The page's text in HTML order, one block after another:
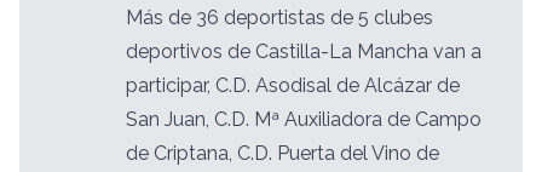
Más de 36 deportistas de 5 clubes
deportivos de Castilla-La Mancha van a
participar, C.D. Asodisal de Alcázar de
San Juan, C.D. Mª Auxiliadora de Campo
de Criptana, C.D. Puerta del Vino de